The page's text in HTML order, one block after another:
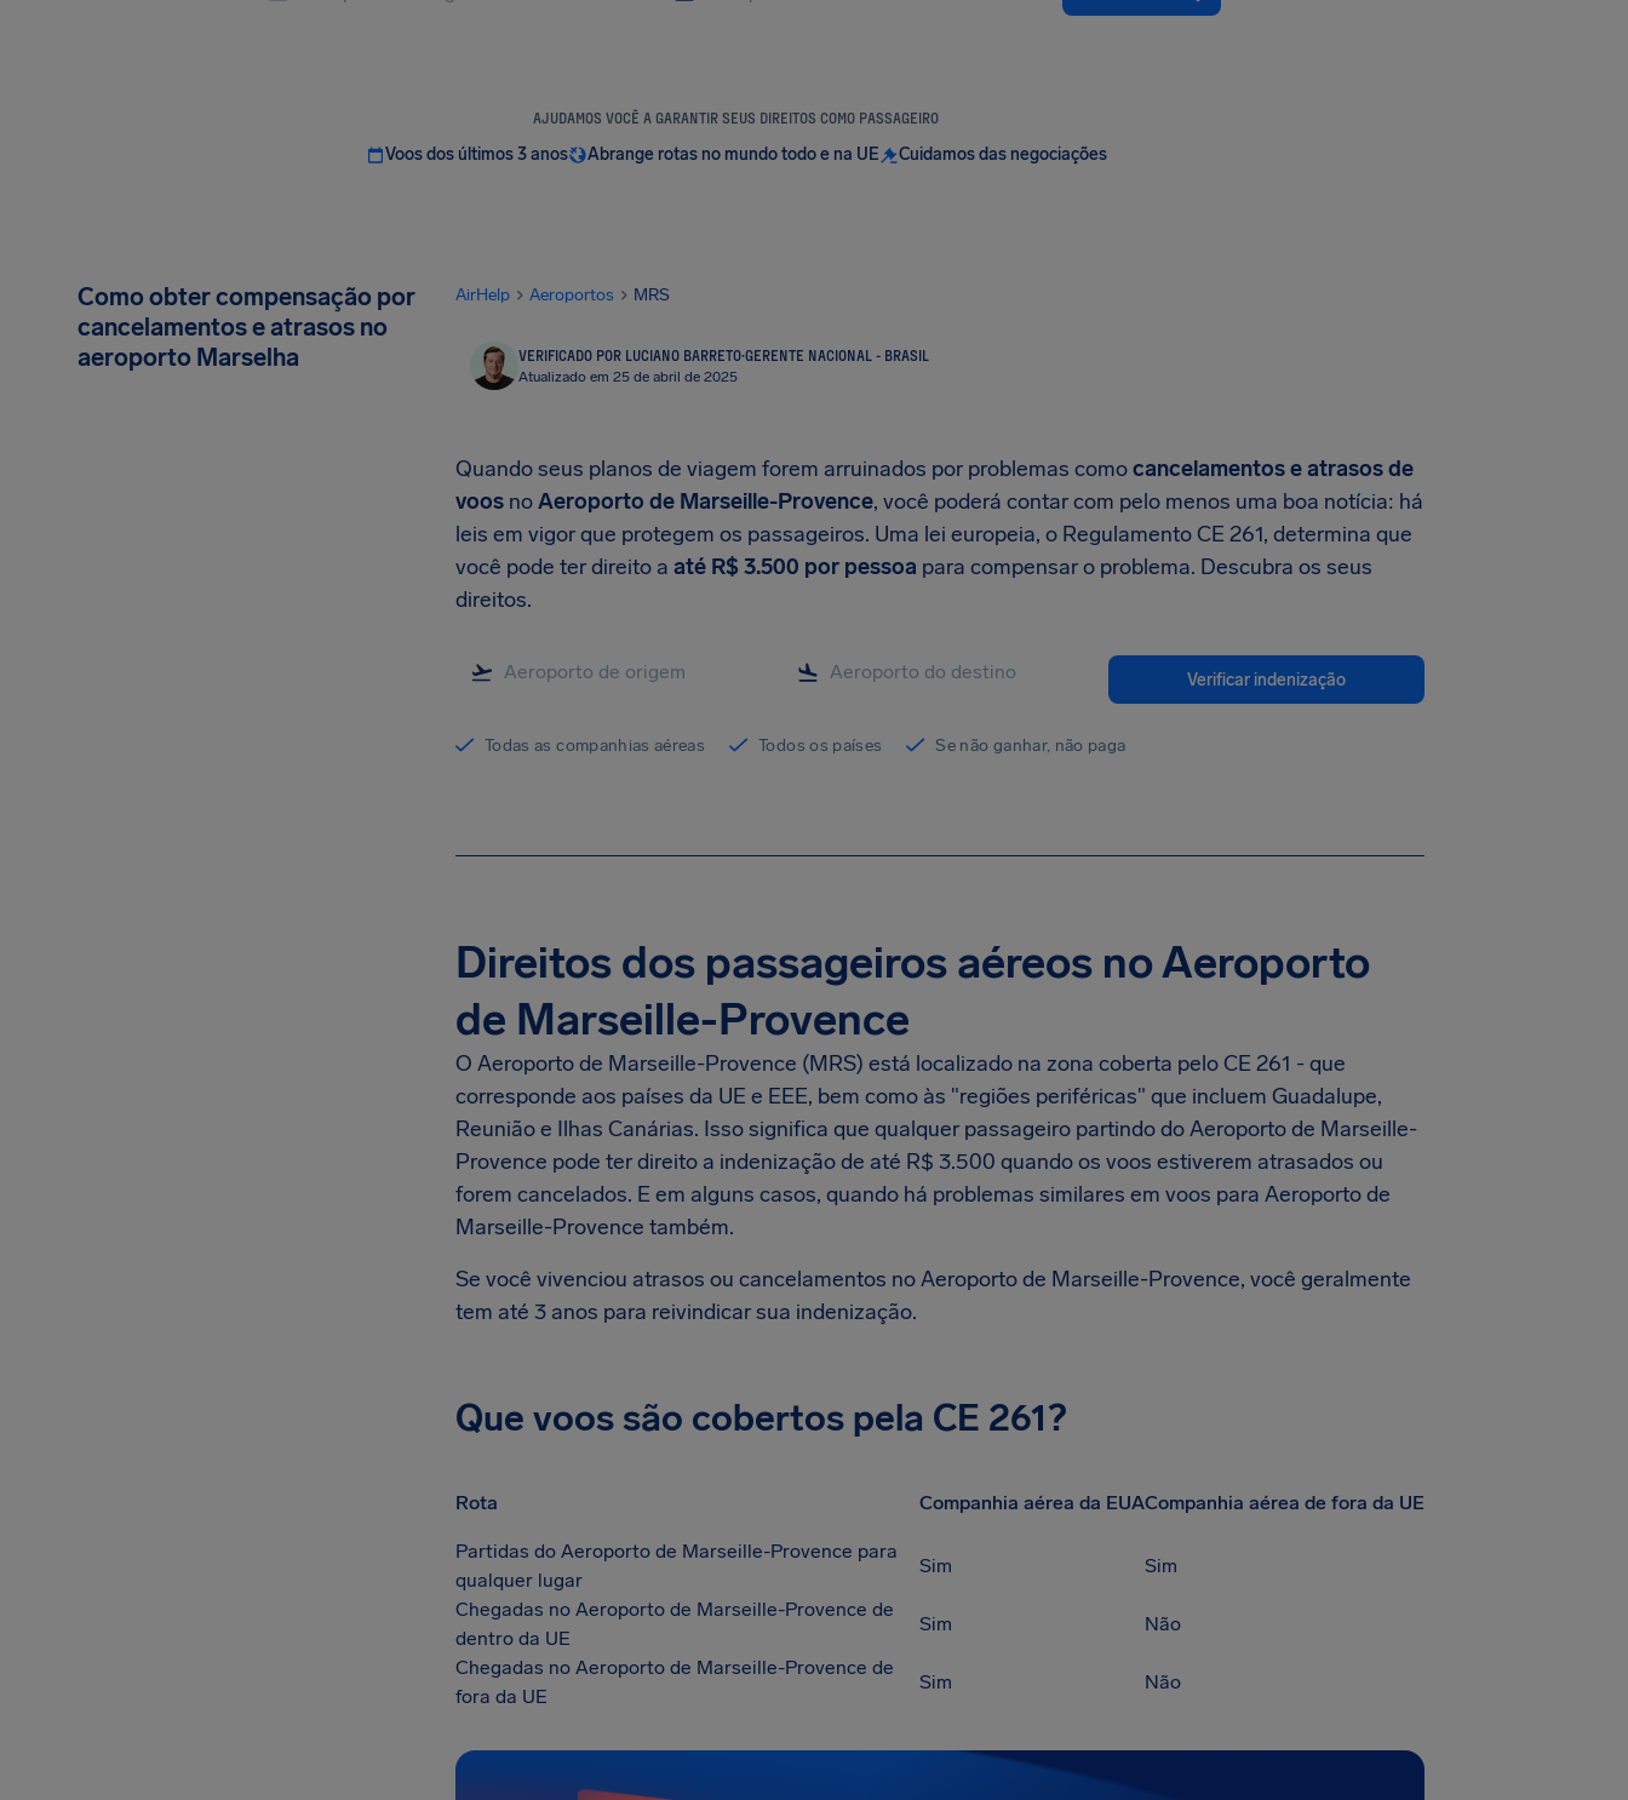
AJUDAMOS VOCÊ A GARANTIR SEUS DIREITOS COMO PASSAGEIRO
Voos dos últimos 3 anos Abrange rotas no mundo todo e na UE Cuidamos das negociações
Como obter compensação por
cancelamentos e atrasos no
aeroporto Marselha
AirHelp Aeroportos MRS
VERIFICADO POR LUCIANO BARRETO·GERENTE NACIONAL - BRASIL
Atualizado em 25 de abril de 2025
Quando seus planos de viagem forem arruinados por problemas comocancelamentos e atrasos de
voos noAeroporto de Marseille-Provence, você poderá contar com pelo menos uma boa notícia: há
leis em vigor que protegem os passageiros. Uma lei europeia, o Regulamento CE 261, determina que
você pode ter direito a até R$ 3.500 por pessoa para compensar o problema. Descubra os seus
direitos.
Verificar indenização
Todas as companhias aéreas Todos os países Se não ganhar, não paga
Direitos dos passageiros aéreos no Aeroporto
de Marseille-Provence
O Aeroporto de Marseille-Provence (MRS) está localizado na zona coberta pelo CE 261 - que
corresponde aos países da UE e EEE, bem como às "regiões periféricas" que incluem Guadalupe,
Reunião e Ilhas Canárias. Isso significa que qualquer passageiro partindo do Aeroporto de Marseille-
Provence pode ter direito a indenização de até R$ 3.500 quando os voos estiverem atrasados ou
forem cancelados. E em alguns casos, quando há problemas similares em voos para Aeroporto de
Marseille-Provence também.
Se você vivenciou atrasos ou cancelamentos no Aeroporto de Marseille-Provence, você geralmente
tem até 3 anos para reivindicar sua indenização.
Que voos são cobertos pela CE 261?
Rota Companhia aérea da EUACompanhia aérea de fora da UE
Partidas do Aeroporto de Marseille-Provence para
qualquer lugar
Sim
Sim
Chegadas no Aeroporto de Marseille-Provence de
dentro da UE
Sim
Não
Chegadas no Aeroporto de Marseille-Provence de
fora da UE
Sim Não